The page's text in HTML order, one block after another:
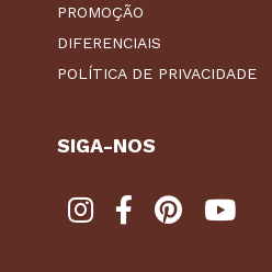
PROMOÇÃO
DIFERENCIAIS
POLÍTICA DE PRIVACIDADE
SIGA-NOS